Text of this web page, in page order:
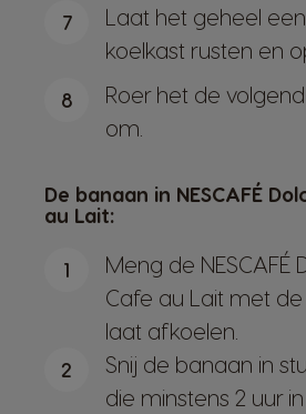
7
Laat het geheel
koelkast rusten en
8
Roer het de
om.
De banaan in NESCAFÉ
au Lait:
1
Meng de NESCAFÉ
Cafe au Lait met de
laat afkoelen.
2
Snij de banaan in
die minstens 2 uur